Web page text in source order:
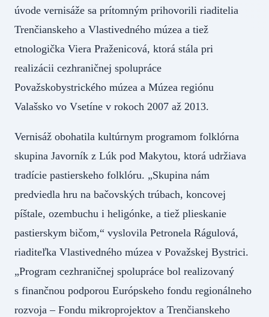
úvode vernisáže sa prítomným prihovorili riaditelia
Trenčianskeho a Vlastivedného múzea a tiež
etnologička Viera Praženicová, ktorá stála pri
realizácii cezhraničnej spolupráce
Považskobystrického múzea a Múzea regiónu
Valašsko vo Vsetíne v rokoch 2007 až 2013.
Vernisáž obohatila kultúrnym programom folklórna
skupina Javorník z Lúk pod Makytou, ktorá udržiava
tradície pastierskeho folklóru. „Skupina nám
predviedla hru na bačovských trúbach, koncovej
píštale, ozembuchu i heligónke, a tiež plieskanie
pastierskym bičom,“ vyslovila Petronela Rágulová,
riaditeľka Vlastivedného múzea v Považskej Bystrici.
„Program cezhraničnej spolupráce bol realizovaný
s finančnou podporou Európskeho fondu regionálneho
rozvoja – Fondu mikroprojektov a Trenčianskeho